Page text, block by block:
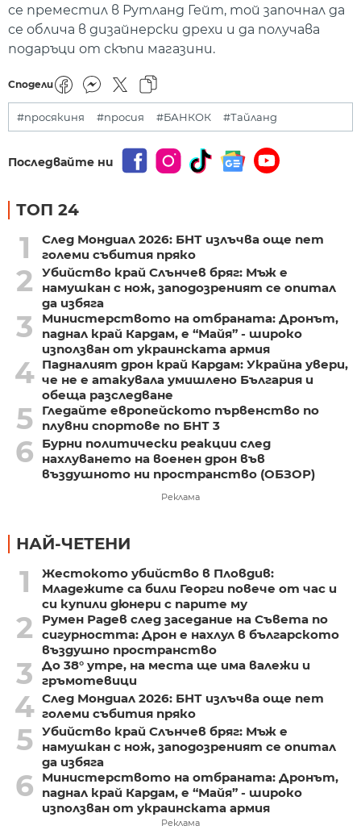
се преместил в Рутланд Гейт, той започнал да
се облича в дизайнерски дрехи и да получава
подаръци от скъпи магазини.
Сподели
#просякиня #просия #БАНКОК #Тайланд
Последвайте ни
ТОП 24
1
След Мондиал 2026: БНТ излъчва още пет
големи събития пряко
2
Убийство край Слънчев бряг: Мъж е
намушкан с нож, заподозреният се опитал
да избяга
3
Министерството на отбраната: Дронът,
паднал край Кардам, е “Майя” - широко
използван от украинската армия
4 Падналият дрон край Кардам: Украйна увери,
че не е атакувала умишлено България и
обеща разследване
5
Гледайте европейското първенство по
плувни спортове по БНТ 3
6
Бурни политически реакции след
нахлуването на военен дрон във
въздушното ни пространство (ОБЗОР)
Реклама
НАЙ-ЧЕТЕНИ
1
Жестокото убийство в Пловдив:
Младежите са били Георги повече от час и
си купили дюнери с парите му
2
Румен Радев след заседание на Съвета по
сигурността: Дрон е нахлул в българското
въздушно пространство
3
До 38° утре, на места ще има валежи и
гръмотевици
4 След Мондиал 2026: БНТ излъчва още пет
големи събития пряко
5 Убийство край Слънчев бряг: Мъж е
намушкан с нож, заподозреният се опитал
да избяга
6
Министерството на отбраната: Дронът,
паднал край Кардам, е “Майя” - широко
използван от украинската армия
Реклама